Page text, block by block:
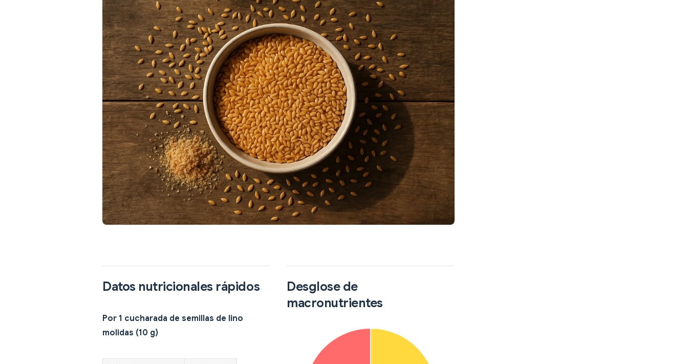
Datos nutricionales rápidos
Por 1 cucharada de semillas de lino
molidas (10 g)
Desglose de
macronutrientes